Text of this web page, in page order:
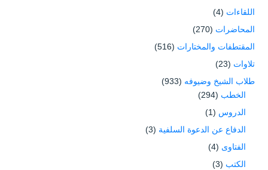
اللقاءات (4)
المحاضرات (270)
المقتطفات والمختارات (516)
تلاوات (23)
طلاب الشيخ وضيوفه (933)
الخطب (294)
الدروس (1)
الدفاع عن الدعوة السلفية (3)
الفتاوى (4)
الكتب (3)